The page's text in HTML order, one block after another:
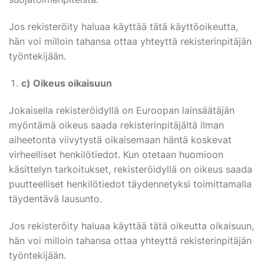
Jos rekisteröity haluaa käyttää tätä käyttöoikeutta,
hän voi milloin tahansa ottaa yhteyttä rekisterinpitäjän
työntekijään.
c) Oikeus oikaisuun
Jokaisella rekisteröidyllä on Euroopan lainsäätäjän
myöntämä oikeus saada rekisterinpitäjältä ilman
aiheetonta viivytystä oikaisemaan häntä koskevat
virheelliset henkilötiedot. Kun otetaan huomioon
käsittelyn tarkoitukset, rekisteröidyllä on oikeus saada
puutteelliset henkilötiedot täydennetyksi toimittamalla
täydentävä lausunto.
Jos rekisteröity haluaa käyttää tätä oikeutta oikaisuun,
hän voi milloin tahansa ottaa yhteyttä rekisterinpitäjän
työntekijään.